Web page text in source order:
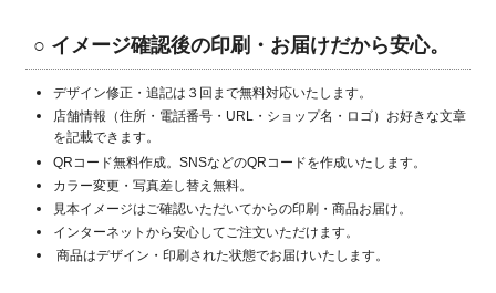
○ イメージ確認後の印刷・お届けだから安心。
デザイン修正・追記は３回まで無料対応いたします。
店舗情報（住所・電話番号・URL・ショップ名・ロゴ）お好きな文章
を記載できます。
QRコード無料作成。SNSなどのQRコードを作成いたします。
カラー変更・写真差し替え無料。
見本イメージはご確認いただいてからの印刷・商品お届け。
インターネットから安心してご注文いただけます。
商品はデザイン・印刷された状態でお届けいたします。